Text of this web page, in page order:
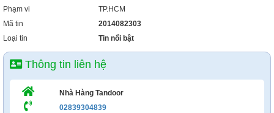
Phạm vi
TP.HCM
Mã tin
2014082303
Loại tin
Tin nổi bật
Thông tin liên hệ
Nhà Hàng Tandoor
02839304839